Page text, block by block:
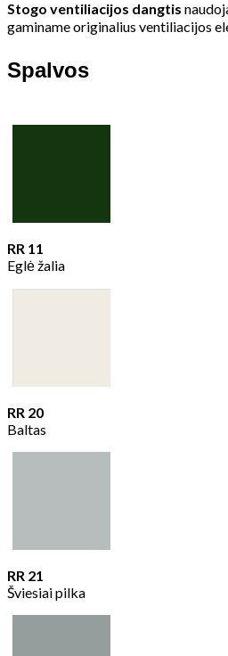
Stogo ventiliacijos dangtis
gaminame originalius ventiliacijos
Spalvos
RR 11
Eglė žalia
RR 20
Baltas
RR 21
Šviesiai pilka